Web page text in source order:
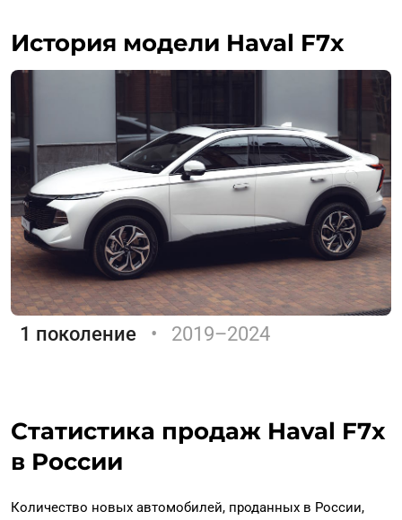
История модели Haval F7x
1 поколение • 2019–2024
Статистика продаж Haval F7x
в России
Количество новых автомобилей, проданных в России,